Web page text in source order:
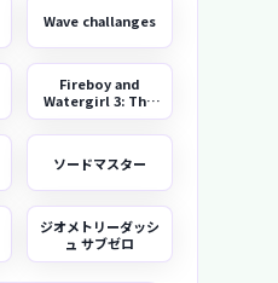
Wave challanges
Fireboy and
Watergirl 3: The
Ice Temple
ソードマスター
ジオメトリーダッシ
ュ サブゼロ